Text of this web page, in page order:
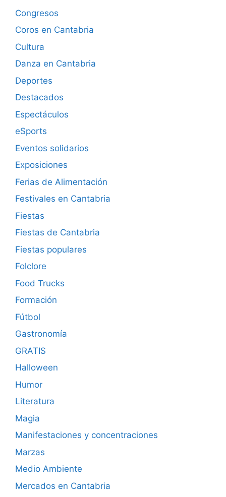
Congresos
Coros en Cantabria
Cultura
Danza en Cantabria
Deportes
Destacados
Espectáculos
eSports
Eventos solidarios
Exposiciones
Ferias de Alimentación
Festivales en Cantabria
Fiestas
Fiestas de Cantabria
Fiestas populares
Folclore
Food Trucks
Formación
Fútbol
Gastronomía
GRATIS
Halloween
Humor
Literatura
Magia
Manifestaciones y concentraciones
Marzas
Medio Ambiente
Mercados en Cantabria